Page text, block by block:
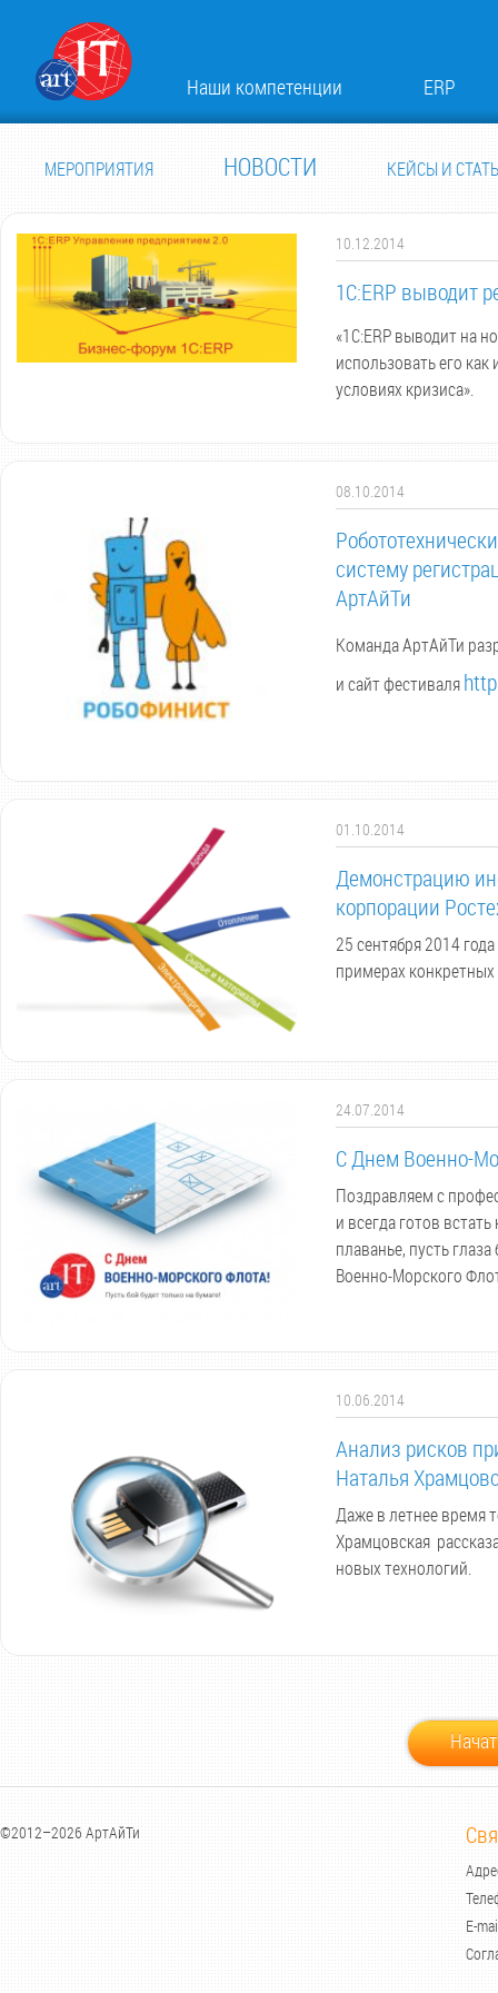
Наши компетенции ERP
МЕРОПРИЯТИЯ НОВОСТИ КЕЙСЫ И
10.12.2014
1С:ERP выводит
«1С:ERP выводит на
использовать его
условиях кризиса».
08.10.2014
систему
АртАйТи
Команда АртАйТи
и сайт фестиваля
01.10.2014
Демонстрацию
корпорации
25 сентября 2014
примерах
24.07.2014
С Днем Военно-
Поздравляем с
и всегда готов
плаванье, пусть
Военно-Морского
10.06.2014
Анализ рисков
Наталья
Даже в летнее время
Храмцовская
новых технологий.
©2012–2026 АртАйТи
E-